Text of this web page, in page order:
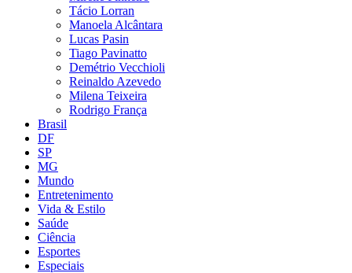
Tácio Lorran
Manoela Alcântara
Lucas Pasin
Tiago Pavinatto
Demétrio Vecchioli
Reinaldo Azevedo
Milena Teixeira
Rodrigo França
Brasil
DF
SP
MG
Mundo
Entretenimento
Vida & Estilo
Saúde
Ciência
Esportes
Especiais